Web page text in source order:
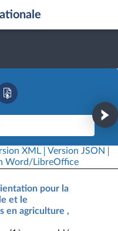
XML
Version JSON
Word/LibreOffice
pour la
et le
en agriculture ,